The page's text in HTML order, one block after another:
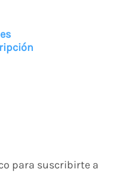
para suscribirte a